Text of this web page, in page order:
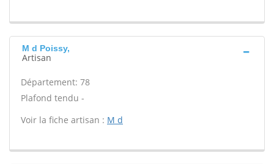
M d Poissy,
Artisan
Département: 78
Plafond tendu -
Voir la fiche artisan : M d